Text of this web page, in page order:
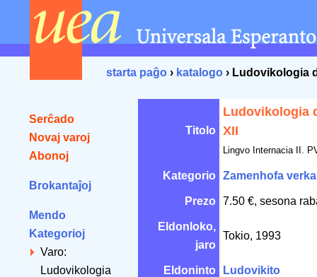
starta paĝo › katalogo › Ludovikologia
Serĉado
Novaj varoj
Abonoj
Brokantaĵoj
Mendo
Kategorioj
Varo:
Ludovikologia
Titolo
Ludovikologia
XII
Lingvo Internacia II.
Kategorio Zamenhofa
Prezo 7.50 €, sesona
Eldonloko,
jaro
Tokio, 1993
Eldoninto Ludovikito